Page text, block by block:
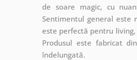
de soare magic, cu
Sentimentul general este
este perfectă pentru
Produsul este fabricat
îndelungată.